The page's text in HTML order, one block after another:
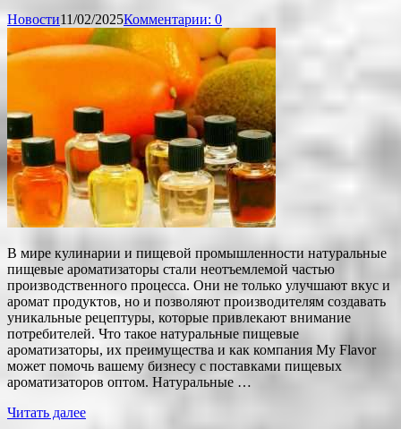
Новости11/02/2025Комментарии: 0
В мире кулинарии и пищевой промышленности натуральные
пищевые ароматизаторы стали неотъемлемой частью
производственного процесса. Они не только улучшают вкус и
аромат продуктов, но и позволяют производителям создавать
уникальные рецептуры, которые привлекают внимание
потребителей. Что такое натуральные пищевые
ароматизаторы, их преимущества и как компания My Flavor
может помочь вашему бизнесу с поставками пищевых
ароматизаторов оптом. Натуральные …
Читать далее